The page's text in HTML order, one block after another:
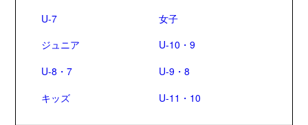
U-7
女子
ジュニア
U-10・9
U-8・7
U-9・8
キッズ
U-11・10